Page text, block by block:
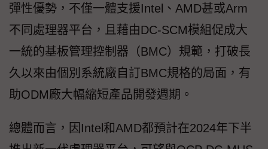
彈性優勢，不僅一體支援Intel、AMD甚或Arm
不同處理器平台，且藉由DC-SCM模組促成大
一統的基板管理控制器（BMC）規範，打破長
久以來由個別系統廠自訂BMC規格的局面，有
助ODM廠大幅縮短產品開發週期。
總體而言，因Intel和AMD都預計在2024年下半